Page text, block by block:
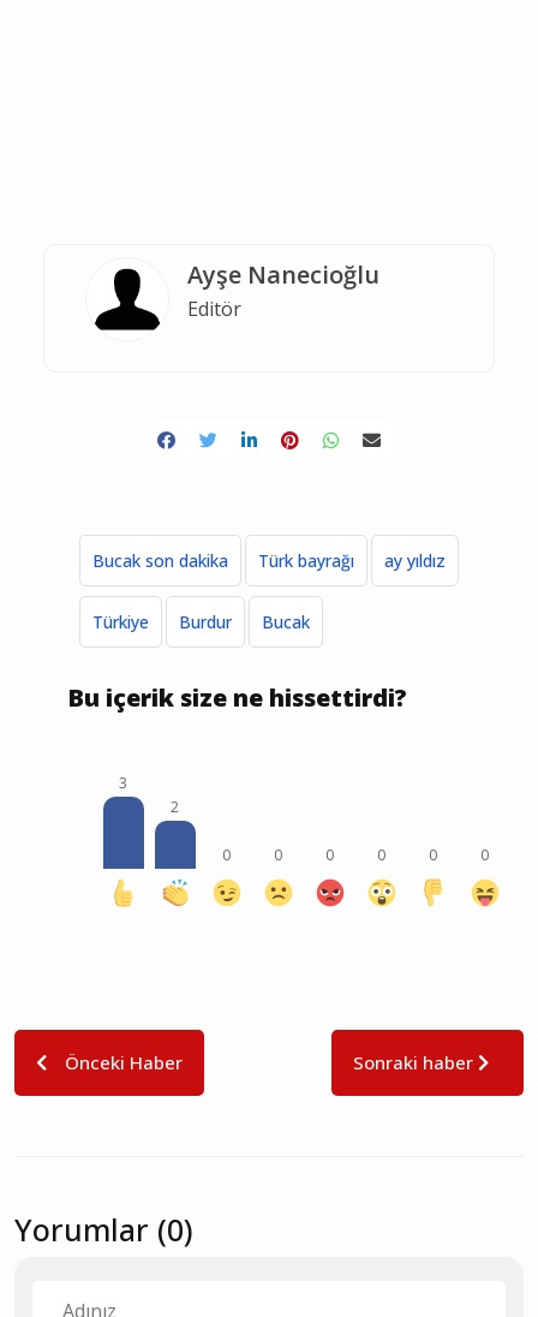
Ayşe Nanecioğlu
Editör
Bucak son dakika Türk bayrağı ay yıldız
Türkiye Burdur Bucak
Bu içerik size ne hissettirdi?
3
2
0 0 0 0 0 0
Önceki Haber Sonraki haber
Yorumlar (0)